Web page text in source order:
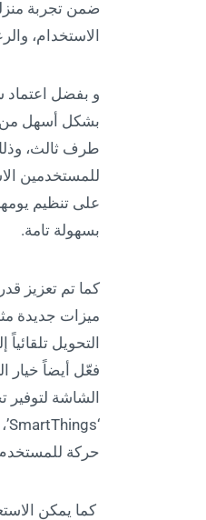
ضمن تجربة
الاستخدام،
بشكل أسهل من
بسهولة تامة.
التحويل
الشاشة
حركة
كما يمكن